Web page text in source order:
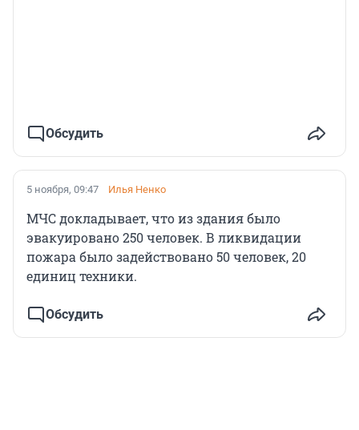
Обсудить
5 ноября, 09:47 Илья Ненко
МЧС докладывает, что из здания было
эвакуировано 250 человек. В ликвидации
пожара было задействовано 50 человек, 20
единиц техники.
Обсудить